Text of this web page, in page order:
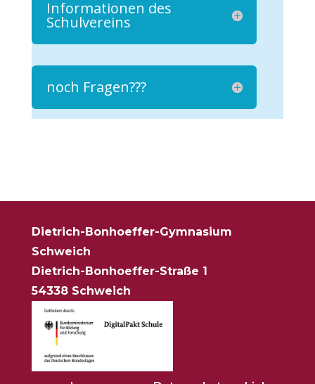
Informationen des
Schulvereins
noch Fragen???
Dietrich-Bonhoeffer-Gymnasium
Schweich
Dietrich-Bonhoeffer-Straße 1
54338 Schweich